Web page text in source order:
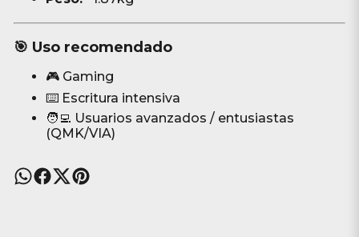
🎯 Uso recomendado
🎮 Gaming
⌨️ Escritura intensiva
🧑‍💻 Usuarios avanzados / entusiastas
(QMK/VIA)